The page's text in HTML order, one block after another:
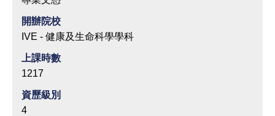
開辦院校
IVE - 健康及生命科學學科
上課時數
1217
資歷級別
4